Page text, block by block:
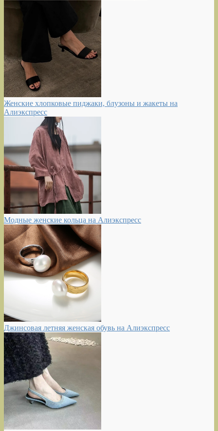
Женские хлопковые пиджаки, блузоны и жакеты на
Алиэкспресс
Модные женские кольца на Алиэкспресс
Джинсовая летняя женская обувь на Алиэкспресс